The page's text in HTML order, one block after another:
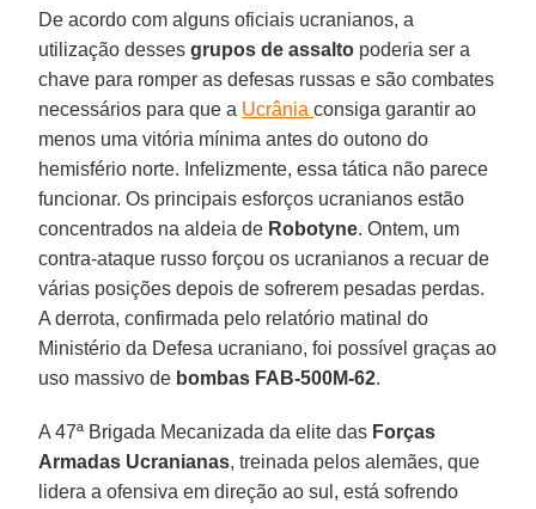
De acordo com alguns oficiais ucranianos, a
utilização dessesgrupos de assalto poderia ser a
chave para romper as defesas russas e são combates
necessários para que a Ucrâniaconsiga garantir ao
menos uma vitória mínima antes do outono do
hemisfério norte. Infelizmente, essa tática não parece
funcionar. Os principais esforços ucranianos estão
concentrados na aldeia de Robotyne. Ontem, um
contra-ataque russo forçou os ucranianos a recuar de
várias posições depois de sofrerem pesadas perdas.
A derrota, confirmada pelo relatório matinal do
Ministério da Defesa ucraniano, foi possível graças ao
uso massivo de bombas FAB-500M-62.
A 47ª Brigada Mecanizada da elite das Forças
Armadas Ucranianas, treinada pelos alemães, que
lidera a ofensiva em direção ao sul, está sofrendo